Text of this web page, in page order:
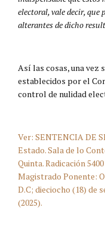
electoral, vale decir, que
alterantes de dicho
Así las cosas, una vez
establecidos por el
control de nulidad
Ver: SENTENCIA DE
Estado. Sala de lo
Quinta. Radicación
Magistrado Ponente:
D.C; dieciocho (18) de
(2025).